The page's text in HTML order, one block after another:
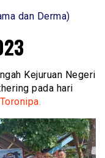
dan Derma)
Kejuruan Negeri
pada hari